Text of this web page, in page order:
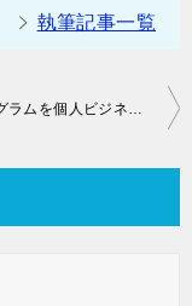
執筆記事一覧
インスタグラムを個人ビジネスでどう活用すればいいか[インスタグラム・マーケティング入門 by 山田智恵]